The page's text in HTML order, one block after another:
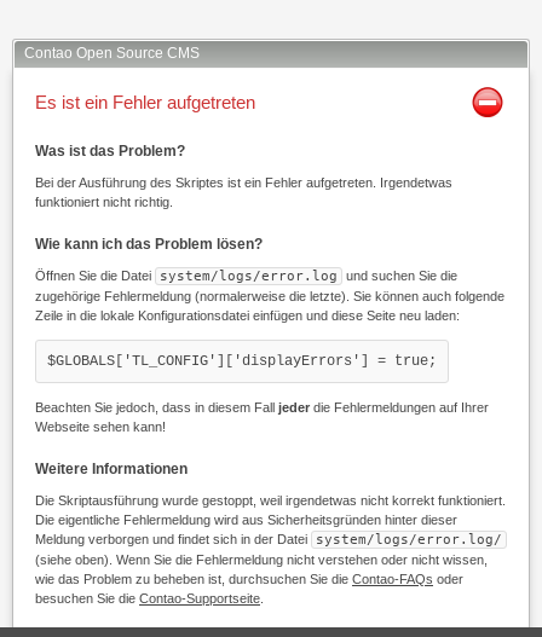
Contao Open Source CMS
Es ist ein Fehler aufgetreten
Was ist das Problem?
Bei der Ausführung des Skriptes ist ein Fehler aufgetreten. Irgendetwas
funktioniert nicht richtig.
Wie kann ich das Problem lösen?
Öffnen Sie die Datei system/logs/error.log
und suchen Sie die
zugehörige Fehlermeldung (normalerweise die letzte). Sie können auch folgende
Zeile in die lokale Konfigurationsdatei einfügen und diese Seite neu laden:
$GLOBALS['TL_CONFIG']['displayErrors'] = true;
Beachten Sie jedoch, dass in diesem Fall jeder die Fehlermeldungen auf Ihrer
Webseite sehen kann!
Weitere Informationen
Die Skriptausführung wurde gestoppt, weil irgendetwas nicht korrekt funktioniert.
Die eigentliche Fehlermeldung wird aus Sicherheitsgründen hinter dieser
Meldung verborgen und findet sich in der Datei
system/logs/error.log/
(siehe oben). Wenn Sie die Fehlermeldung nicht verstehen oder nicht wissen,
wie das Problem zu beheben ist, durchsuchen Sie die Contao-FAQs oder
besuchen Sie die Contao-Supportseite